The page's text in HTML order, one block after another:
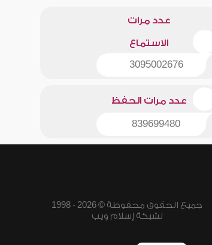
عدد مرات
الاستماع
3095002676
عدد مرات الحفظ
839699480
جميع الحقوق محفوظة © 2026 - 1998
لشبكة إسلام ويب